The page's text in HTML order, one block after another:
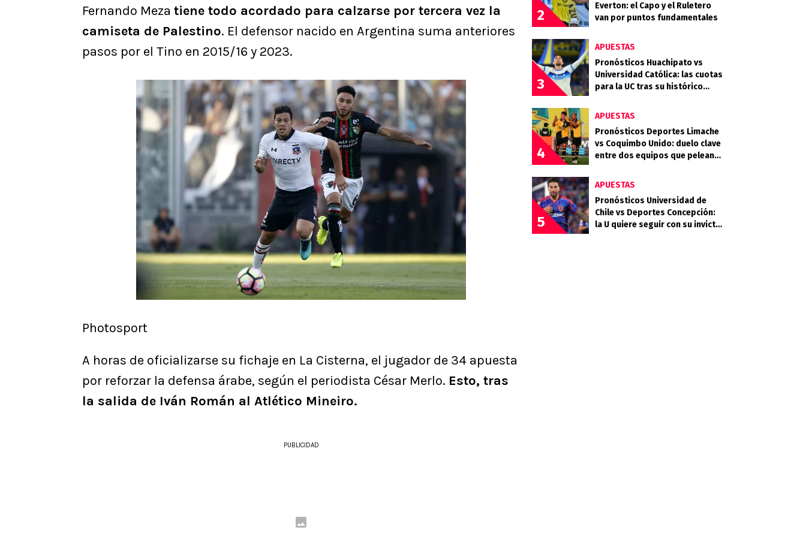
Fernando Meza tiene todo acordado para calzarse por tercera vez la
camiseta de Palestino. El defensor nacido en Argentina suma anteriores
pasos por el Tino en 2015/16 y 2023.
Photosport
A horas de oficializarse su fichaje en La Cisterna, el jugador de 34 apuesta
por reforzar la defensa árabe, según el periodista César Merlo. Esto, tras
la salida de Iván Román al Atlético Mineiro.
PUBLICIDAD
2
Everton: el Capo y el Ruletero
van por puntos fundamentales
3
APUESTAS
Pronósticos Huachipato vs
Universidad Católica: las cuotas
para la UC tras su histórico
4
APUESTAS
Pronósticos Deportes Limache
vs Coquimbo Unido: duelo clave
entre dos equipos que pelean
5
APUESTAS
Pronósticos Universidad de
Chile vs Deportes Concepción:
la U quiere seguir con su invicto